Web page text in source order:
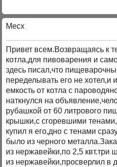
Mecx
Привет всем.Возвращаясь к
котла,для пивоварения и
здесь писал,что
переделывать его не хотел,и
емкость от котла с
наткнулся на
рубашкой от 60 литрового
крышки,с сгоревшими
купил я его,дно с тенами
было из черного
из нержавейки,по 2,5 квт.три
из нержавейки,просверлил в